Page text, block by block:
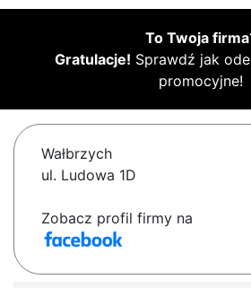
To Twoja firma
Gratulacje! Sprawdź jak
promocyjne!
Wałbrzych
ul. Ludowa 1D
Zobacz profil firmy na